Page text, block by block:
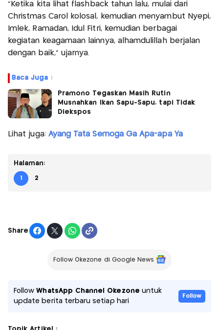
"Ketika kita lihat flashback tahun lalu, mulai dari
Christmas Carol kolosal, kemudian menyambut Nyepi,
Imlek, Ramadan, Idul Fitri, kemudian berbagai
kegiatan keagamaan lainnya, alhamdulillah berjalan
dengan baik," ujarnya.
Baca Juga :
Pramono Tegaskan Masih Rutin
Musnahkan Ikan Sapu-Sapu, tapi Tidak
Diekspos
Lihat juga: Ayang Tata Semoga Ga Apa-apa Ya
Halaman:
1 2
Share
Follow Okezone di Google News
FollowWhatsApp Channel Okezone untuk
update berita terbaru setiap hari
Follow